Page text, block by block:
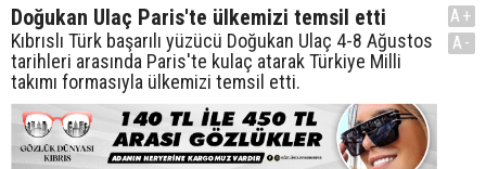
Doğukan Ulaç Paris'te ülkemizi temsil etti
Kıbrıslı Türk başarılı yüzücü Doğukan Ulaç 4-8 Ağustos
tarihleri arasında Paris'te kulaç atarak Türkiye Milli
takımı formasıyla ülkemizi temsil etti.
A+
A-